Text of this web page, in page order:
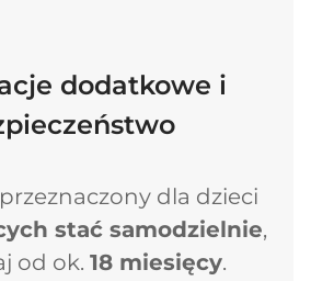
dodatkowe i
dla dzieci
stać samodzielnie,
od ok. 18 miesięcy.